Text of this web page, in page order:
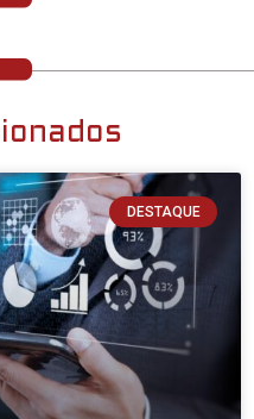
DESTAQUE